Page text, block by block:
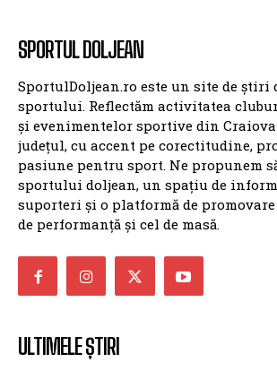
SPORTUL DOLJEAN
SportulDoljean.ro este un site de știri
sportului. Reflectăm activitatea
și evenimentelor sportive din
județul, cu accent pe corectitudine,
pasiune pentru sport. Ne propunem
sportului doljean, un spațiu de
suporteri și o platformă de
de performanță și cel de masă.
ULTIMELE ȘTIRI